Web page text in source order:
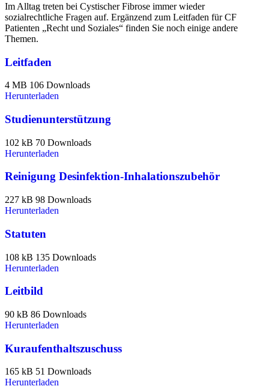
Im Alltag treten bei Cystischer Fibrose immer wieder
sozialrechtliche Fragen auf. Ergänzend zum Leitfaden für CF
Patienten „Recht und Soziales“ finden Sie noch einige andere
Themen.
Leitfaden
4 MB 106 Downloads
Herunterladen
Studienunterstützung
102 kB 70 Downloads
Herunterladen
Reinigung Desinfektion-Inhalationszubehör
227 kB 98 Downloads
Herunterladen
Statuten
108 kB 135 Downloads
Herunterladen
Leitbild
90 kB 86 Downloads
Herunterladen
Kuraufenthaltszuschuss
165 kB 51 Downloads
Herunterladen